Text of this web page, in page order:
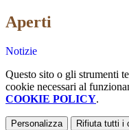
Aperti
Notizie
Questo sito o gli strumenti
cookie necessari al
COOKIE POLICY.
Personalizza Rifiuta tutti i